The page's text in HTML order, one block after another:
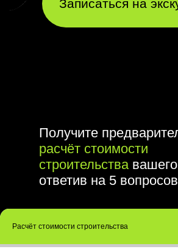
Получите
расчёт стоимости
строительства
ответив на 5 вопросов
Расчёт стоимости строительства